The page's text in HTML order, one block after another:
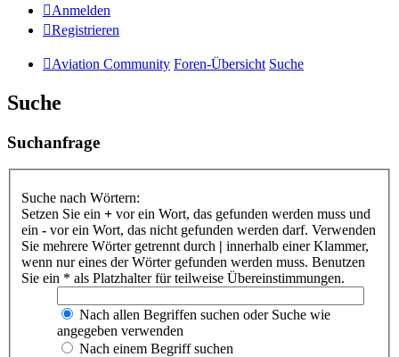
Anmelden
Registrieren
Aviation Community Foren-Übersicht Suche
Suche
Suchanfrage
Suche nach Wörtern:
Setzen Sie ein + vor ein Wort, das gefunden werden muss und
ein - vor ein Wort, das nicht gefunden werden darf. Verwenden
Sie mehrere Wörter getrennt durch | innerhalb einer Klammer,
wenn nur eines der Wörter gefunden werden muss. Benutzen
Sie ein * als Platzhalter für teilweise Übereinstimmungen.
Nach allen Begriffen suchen oder Suche wie
angegeben verwenden
Nach einem Begriff suchen